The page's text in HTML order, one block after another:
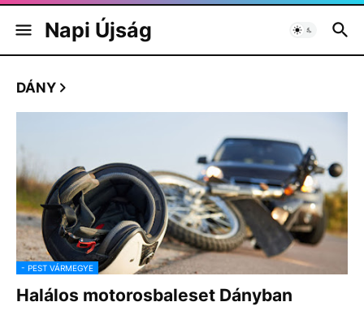
Napi Újság
DÁNY
- PEST VÁRMEGYE
Halálos motorosbaleset Dányban